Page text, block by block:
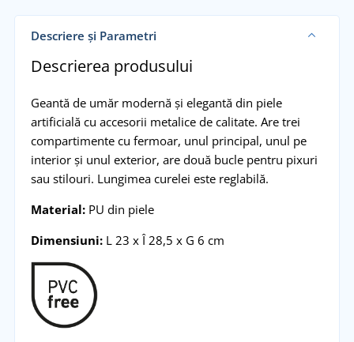
Descriere și Parametri
Descrierea produsului
Geantă de umăr modernă și elegantă din piele
artificială cu accesorii metalice de calitate. Are trei
compartimente cu fermoar, unul principal, unul pe
interior și unul exterior, are două bucle pentru pixuri
sau stilouri. Lungimea curelei este reglabilă.
Material:PU din piele
Dimensiuni:L 23 x Î 28,5 x G 6 cm